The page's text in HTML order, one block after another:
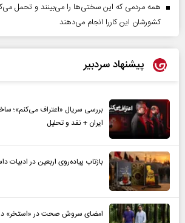
همه مردمی که این سختی‌ها را می‌بینند و تحمل
کشورشان این کاررا انجام می‌دهند
پیشنهاد سردبیر
بررسی سریال «اعتراف می‌کنم»؛
ایران + نقد و تحلیل
بازتاب پیاده‌روی اربعین در ادبیات
امضای سروش صحت در «استخر»